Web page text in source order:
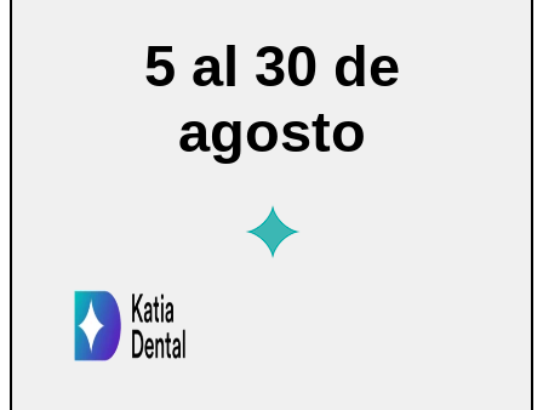
5 al 30 de
agosto